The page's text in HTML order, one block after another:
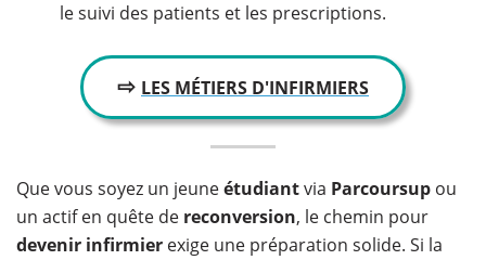
le suivi des patients et les prescriptions.
⇨ LES MÉTIERS D'INFIRMIERS
Que vous soyez un jeuneétudiantvia Parcoursup ou
un actif en quête de reconversion, le chemin pour
devenir infirmier exige une préparation solide. Si la